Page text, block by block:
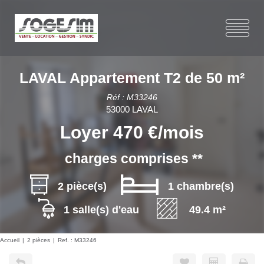
LAVAL Appartement T2 de 50 m²
Réf : M33246
53000 LAVAL
Loyer 470 €/mois
charges comprises **
2 pièce(s)
1 chambre(s)
1 salle(s) d'eau
49.4 m²
Accueil 2 pièces Ref. : M33246